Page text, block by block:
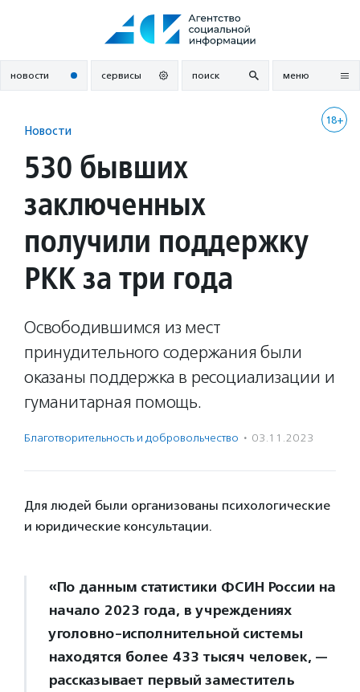
новости сервисы поиск меню
18+
Новости
530 бывших
заключенных
получили поддержку
РКК за три года
Освободившимся из мест
принудительного содержания были
оказаны поддержка в ресоциализации и
гуманитарная помощь.
Благотвори­тель­ность и доброволь­чест­во · 03.11.2023
Для людей были организованы психологические
и юридические консультации.
«По данным статистики ФСИН России на
начало 2023 года, в учреждениях
уголовно-исполнительной системы
находятся более 433 тысяч человек, —
рассказывает первый заместитель